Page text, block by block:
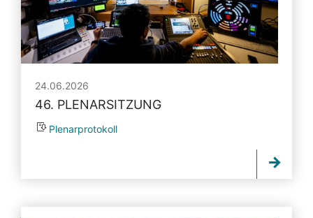
24.06.2026
46. PLENARSITZUNG
Plenarprotokoll